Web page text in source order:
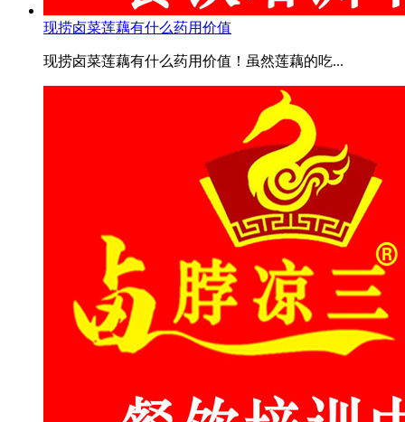
现捞卤菜莲藕有什么药用价值
现捞卤菜莲藕有什么药用价值！虽然莲藕的吃...